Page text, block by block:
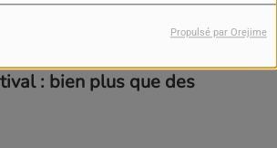
Propulsé par Orejime
: bien plus que des